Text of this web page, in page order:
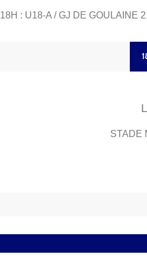
18H : U18-A / GJ DE GOULAINE
STADE